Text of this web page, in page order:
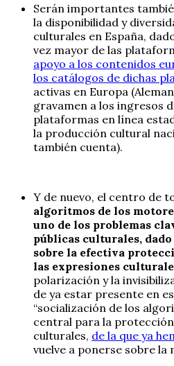
Serán importantes
la disponibilidad y
culturales en España,
vez mayor de las
apoyo a los contenidos
los catálogos de dichas
activas en Europa
gravamen a los ingresos
plataformas en línea
la producción cultural
también cuenta).
Y de nuevo, el centro de
algoritmos de los
uno de los problemas
públicas culturales,
sobre la efectiva
las expresiones
polarización y la
de ya estar presente en
“socialización de los
central para la
culturales, de la que ya
vuelve a ponerse sobre la